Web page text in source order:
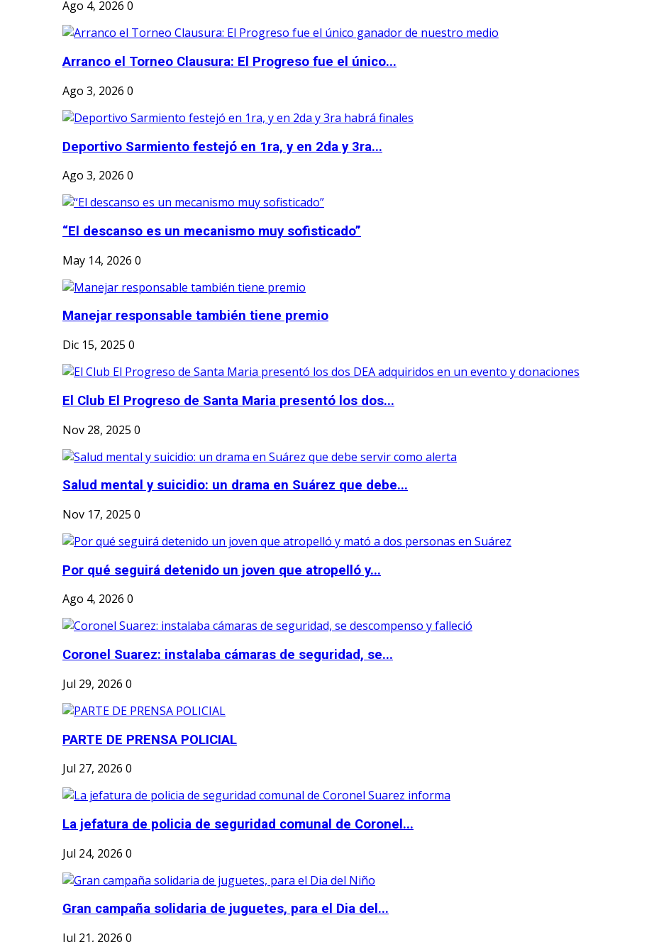
Ago 4, 2026 0
Arranco el Torneo Clausura: El Progreso fue el único...
Ago 3, 2026 0
Deportivo Sarmiento festejó en 1ra, y en 2da y 3ra...
Ago 3, 2026 0
“El descanso es un mecanismo muy sofisticado”
May 14, 2026 0
Manejar responsable también tiene premio
Dic 15, 2025 0
El Club El Progreso de Santa Maria presentó los dos...
Nov 28, 2025 0
Salud mental y suicidio: un drama en Suárez que debe...
Nov 17, 2025 0
Por qué seguirá detenido un joven que atropelló y...
Ago 4, 2026 0
Coronel Suarez: instalaba cámaras de seguridad, se...
Jul 29, 2026 0
PARTE DE PRENSA POLICIAL
Jul 27, 2026 0
La jefatura de policia de seguridad comunal de Coronel...
Jul 24, 2026 0
Gran campaña solidaria de juguetes, para el Dia del...
Jul 21, 2026 0